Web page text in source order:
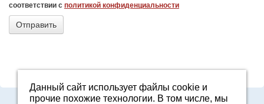
соответствии с политикой конфиденциальности
Адрес: Свердловская область, г. Арамиль, ул. Базовая, 2
Данный сайт использует файлы cookie и
прочие похожие технологии. В том числе, мы